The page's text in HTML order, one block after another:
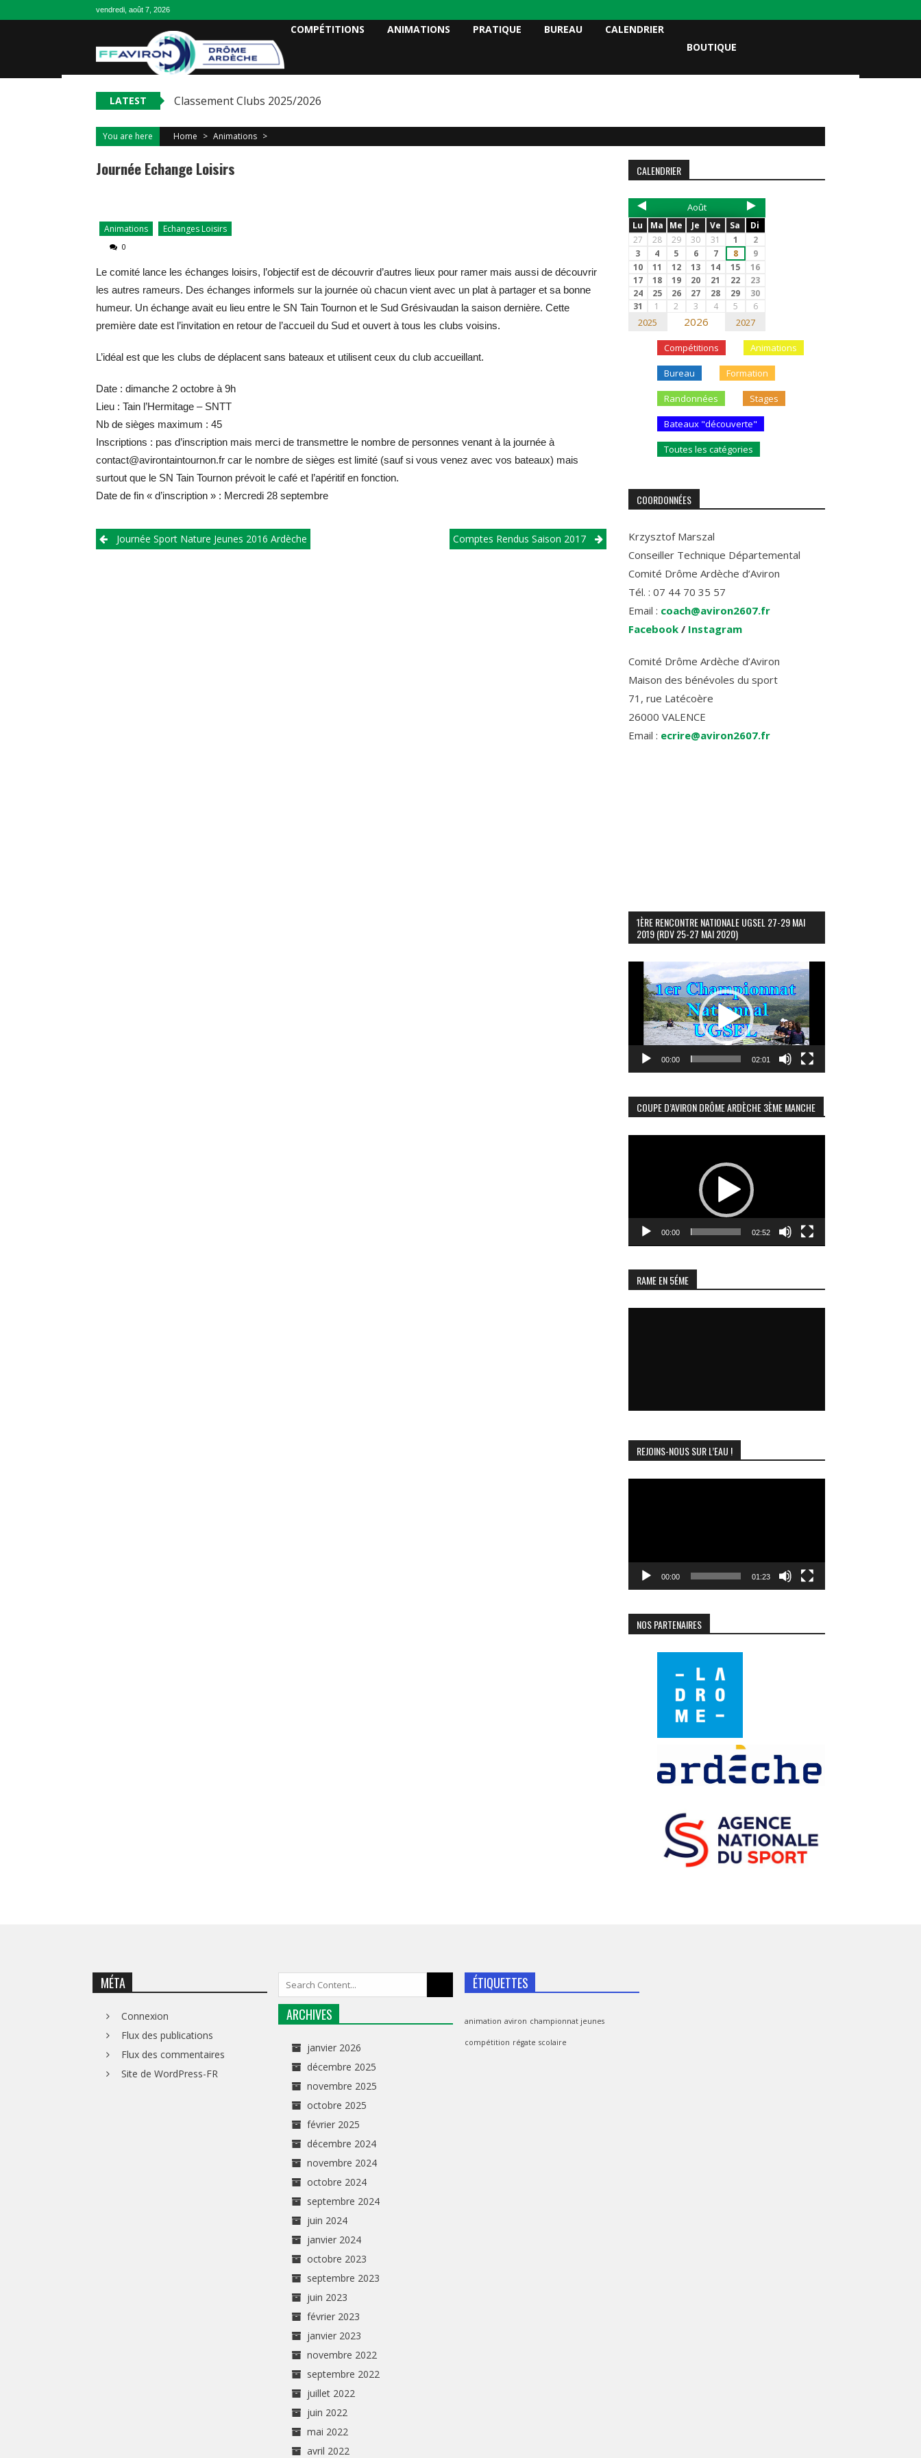
vendredi, août 7, 2026
COMPÉTITIONS ANIMATIONS PRATIQUE BUREAU
CALENDRIER
BOUTIQUE
LATEST Classement Clubs 2025/2026
You are here Home > Animations >
Journée Echange Loisirs
Animations Echanges Loisirs
0
Le comité lance les échanges loisirs, l’objectif est de découvrir d’autres lieux pour ramer mais aussi de découvrir
les autres rameurs. Des échanges informels sur la journée où chacun vient avec un plat à partager et sa bonne
humeur. Un échange avait eu lieu entre le SN Tain Tournon et le Sud Grésivaudan la saison dernière. Cette
première date est l’invitation en retour de l’accueil du Sud et ouvert à tous les clubs voisins.
L’idéal est que les clubs de déplacent sans bateaux et utilisent ceux du club accueillant.
Date : dimanche 2 octobre à 9h
Lieu : Tain l’Hermitage – SNTT
Nb de sièges maximum : 45
Inscriptions : pas d’inscription mais merci de transmettre le nombre de personnes venant à la journée à
contact@avirontaintournon.fr car le nombre de sièges est limité (sauf si vous venez avec vos bateaux) mais
surtout que le SN Tain Tournon prévoit le café et l’apéritif en fonction.
Date de fin « d’inscription » : Mercredi 28 septembre
Journée Sport Nature Jeunes 2016 Ardèche Comptes Rendus Saison 2017
CALENDRIER
Août
Lu Ma Me Je Ve Sa
Di
27
28 29 30 31 1
2
3
4 5 6 7 8
9
10
11 12 13 14 15
16
17
18 19 20 21 22
23
24
25 26 27 28 29
30
31
1 2 3 4 5 6
2025 2026 2027
Compétitions Animations
Bureau Formation
Randonnées Stages
Bateaux "découverte"
Toutes les catégories
COORDONNÉES
Krzysztof Marszal
Conseiller Technique Départemental
Comité Drôme Ardèche d’Aviron
Tél. : 07 44 70 35 57
Email : coach@aviron2607.fr
Facebook/ Instagram
Comité Drôme Ardèche d’Aviron
Maison des bénévoles du sport
71, rue Latécoère
26000 VALENCE
Email : ecrire@aviron2607.fr
1ÈRE RENCONTRE NATIONALE UGSEL 27-29 MAI
2019 (RDV 25-27 MAI 2020)
Lecteur
vidéo
00:00 02:01
COUPE D’AVIRON DRÔME ARDÈCHE 3ÈME MANCHE
00:00 02:52
RAME EN 5ÉME
REJOINS-NOUS SUR L’EAU !
00:00 01:23
NOS PARTENAIRES
MÉTA
Connexion
Flux des publications
Flux des commentaires
Site de WordPress-FR
ARCHIVES
janvier 2026
décembre 2025
novembre 2025
octobre 2025
février 2025
décembre 2024
novembre 2024
octobre 2024
septembre 2024
juin 2024
janvier 2024
octobre 2023
septembre 2023
juin 2023
février 2023
janvier 2023
novembre 2022
septembre 2022
juillet 2022
juin 2022
mai 2022
avril 2022
ÉTIQUETTES
animation aviron championnat jeunes
compétition régate scolaire